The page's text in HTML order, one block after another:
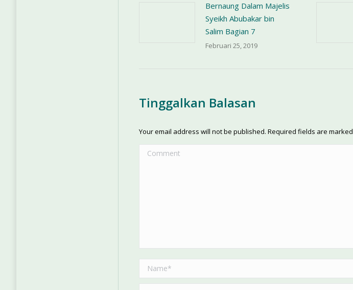
Bernaung Dalam Majelis
Syeikh Abubakar bin
Salim Bagian 7
Februari 25, 2019
Tinggalkan Balasan
Your email address will not be published. Required fields are marked
Comment
Name *